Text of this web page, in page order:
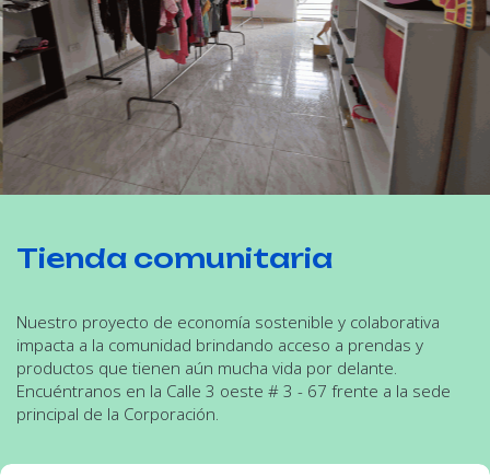
Tienda comunitaria
Nuestro proyecto de economía sostenible y colaborativa
impacta a la comunidad brindando acceso a prendas y
productos que tienen aún mucha vida por delante.
Encuéntranos en la Calle 3 oeste # 3 - 67 frente a la sede
principal de la Corporación.